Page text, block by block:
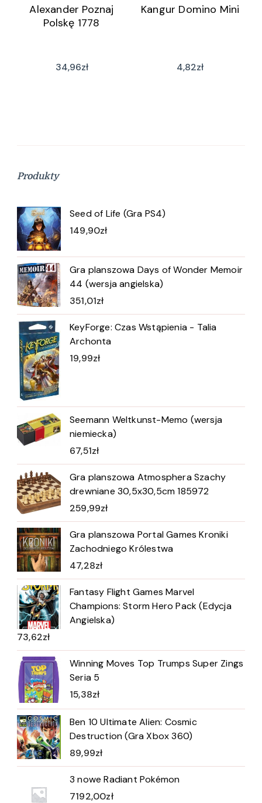
Alexander Poznaj
Polskę 1778
34,96zł
Kangur Domino Mini
4,82zł
Produkty
Seed of Life (Gra PS4)
149,90zł
Gra planszowa Days of Wonder Memoir
44 (wersja angielska)
351,01zł
KeyForge: Czas Wstąpienia - Talia
Archonta
19,99zł
Seemann Weltkunst-Memo (wersja
niemiecka)
67,51zł
Gra planszowa Atmosphera Szachy
drewniane 30,5x30,5cm 185972
259,99zł
Gra planszowa Portal Games Kroniki
Zachodniego Królestwa
47,28zł
Fantasy Flight Games Marvel
Champions: Storm Hero Pack (Edycja
Angielska)
73,62zł
Winning Moves Top Trumps Super Zings
Seria 5
15,38zł
Ben 10 Ultimate Alien: Cosmic
Destruction (Gra Xbox 360)
89,99zł
3 nowe Radiant Pokémon
7192,00zł